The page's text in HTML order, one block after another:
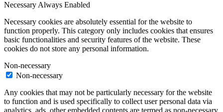
NecessaryAlways Enabled
Necessary cookies are absolutely essential for the website to
function properly. This category only includes cookies that ensures
basic functionalities and security features of the website. These
cookies do not store any personal information.
Non-necessary
Non-necessary
Any cookies that may not be particularly necessary for the website
to function and is used specifically to collect user personal data via